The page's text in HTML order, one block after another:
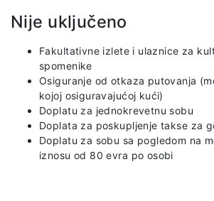
Nije uključeno
Fakultativne izlete i ulaznice za
spomenike
Osiguranje od otkaza putovanja
kojoj osiguravajućoj kući)
Doplatu za jednokrevetnu sobu
Doplata za poskupljenje takse za
Doplatu za sobu sa pogledom na
iznosu od 80 evra po osobi